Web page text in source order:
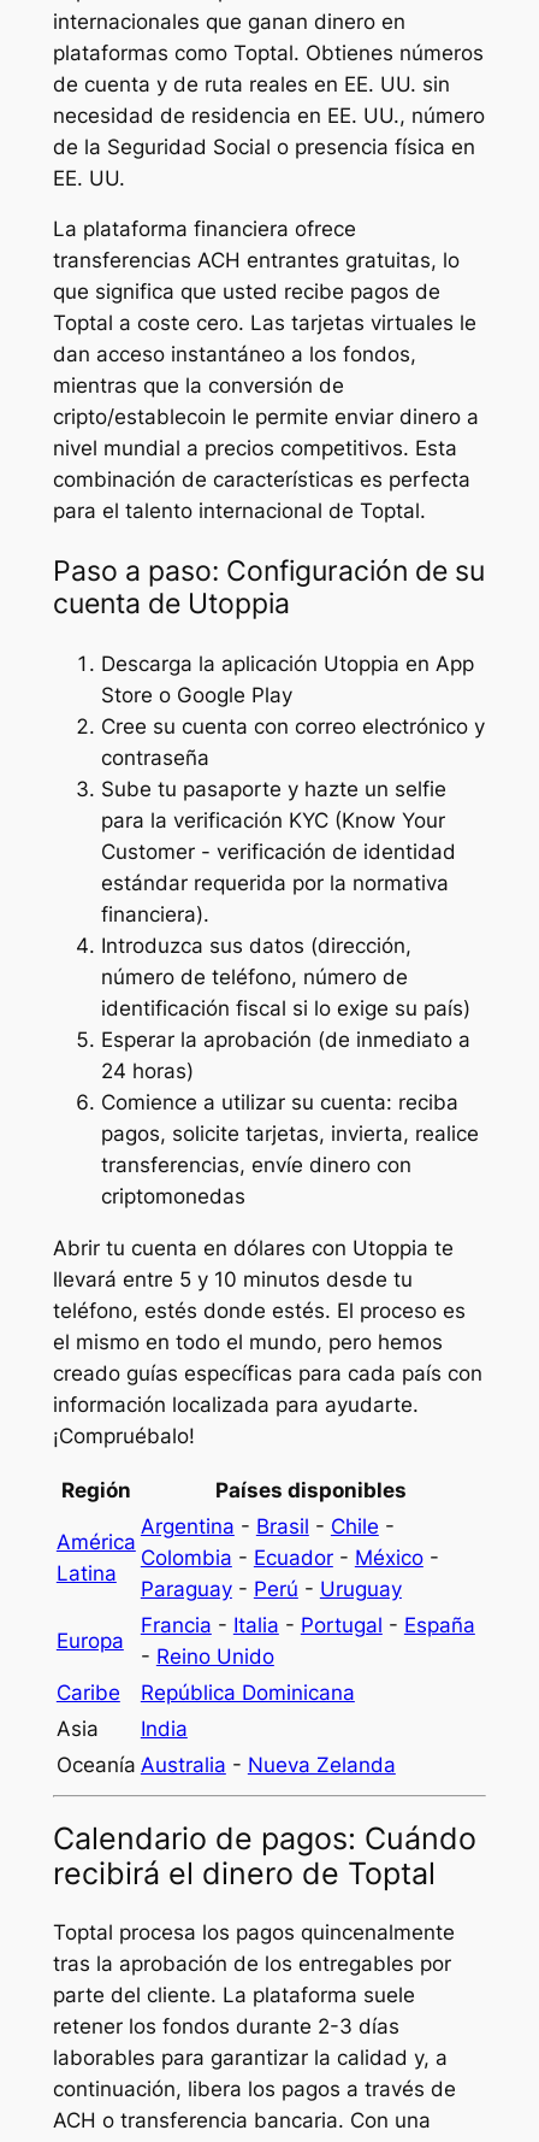
internacionales que ganan dinero en
plataformas como Toptal. Obtienes números
de cuenta y de ruta reales en EE. UU. sin
necesidad de residencia en EE. UU., número
de la Seguridad Social o presencia física en
EE. UU.
La plataforma financiera ofrece
transferencias ACH entrantes gratuitas, lo
que significa que usted recibe pagos de
Toptal a coste cero. Las tarjetas virtuales le
dan acceso instantáneo a los fondos,
mientras que la conversión de
cripto/establecoin le permite enviar dinero a
nivel mundial a precios competitivos. Esta
combinación de características es perfecta
para el talento internacional de Toptal.
Paso a paso: Configuración de su
cuenta de Utoppia
Descarga la aplicación Utoppia en App
Store o Google Play
Cree su cuenta con correo electrónico y
contraseña
Sube tu pasaporte y hazte un selfie
para la verificación KYC (Know Your
Customer - verificación de identidad
estándar requerida por la normativa
financiera).
Introduzca sus datos (dirección,
número de teléfono, número de
identificación fiscal si lo exige su país)
Esperar la aprobación (de inmediato a
24 horas)
Comience a utilizar su cuenta: reciba
pagos, solicite tarjetas, invierta, realice
transferencias, envíe dinero con
criptomonedas
Abrir tu cuenta en dólares con Utoppia te
llevará entre 5 y 10 minutos desde tu
teléfono, estés donde estés. El proceso es
el mismo en todo el mundo, pero hemos
creado guías específicas para cada país con
información localizada para ayudarte.
¡Compruébalo!
Región Países disponibles
América
Latina
Argentina - Brasil - Chile -
Colombia - Ecuador- México-
Paraguay- Perú - Uruguay
Europa
Francia - Italia - Portugal - España
- Reino Unido
Caribe
República Dominicana
Asia
India
Oceanía Australia - Nueva Zelanda
Calendario de pagos: Cuándo
recibirá el dinero de Toptal
Toptal procesa los pagos quincenalmente
tras la aprobación de los entregables por
parte del cliente. La plataforma suele
retener los fondos durante 2-3 días
laborables para garantizar la calidad y, a
continuación, libera los pagos a través de
ACH o transferencia bancaria. Con una